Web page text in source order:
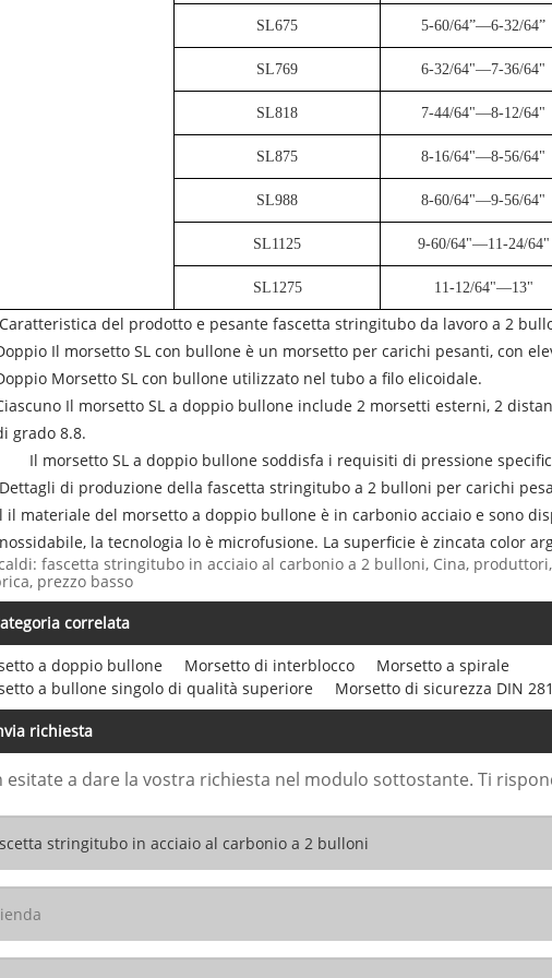
SL675 5-60/64”—6-32/64”
SL769 6-32/64"—7-36/64"
SL818 7-44/64"—8-12/64"
SL875 8-16/64"—8-56/64"
SL988 8-60/64"—9-56/64"
SL1125 9-60/64"—11-24/64"
SL1275 11-12/64"—13"
del prodotto e pesante fascetta stringitubo da lavoro a 2
Il morsetto SL con bullone è un morsetto per carichi pesanti, con
Morsetto SL con bullone utilizzato nel tubo a filo elicoidale.
Il morsetto SL a doppio bullone include 2 morsetti esterni, 2
grado 8.8.
Il morsetto SL a doppio bullone soddisfa i requisiti di pressione
di produzione della fascetta stringitubo a 2 bulloni per carichi
il materiale del morsetto a doppio bullone è in carbonio acciaio e sono
la tecnologia lo è microfusione. La superficie è zincata color
fascetta stringitubo in acciaio al carbonio a 2 bulloni, Cina,
prezzo basso
correlata
a doppio bullone Morsetto di interblocco
Morsetto a spirale
a bullone singolo di qualità superiore
Morsetto di sicurezza DIN
richiesta
esitate a dare la vostra richiesta nel modulo sottostante. Ti